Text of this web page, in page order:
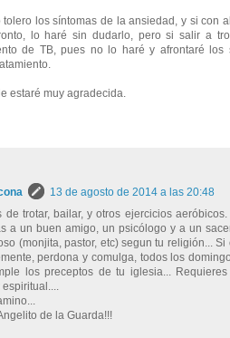
tolero los síntomas de la ansiedad, y si con
lo haré sin dudarlo, pero si salir a
de TB, pues no lo haré y afrontaré los
estaré muy agradecida.
13 de agosto de 2014 a las 20:48
de trotar, bailar, y otros ejercicios
a un buen amigo, un psicólogo y a un
(monjita, pastor, etc) segun tu religión... Si
perdona y comulga, todos los
los preceptos de tu iglesia...
de la Guarda!!!